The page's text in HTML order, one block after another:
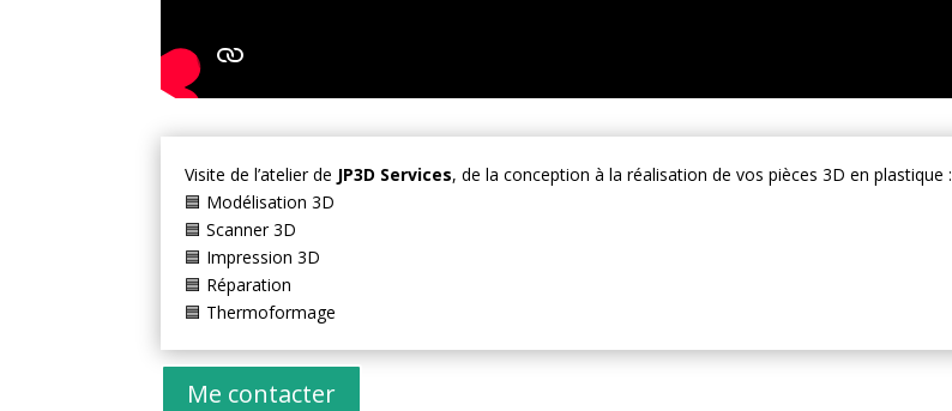
Visite de l’atelier de JP3D Services, de la conception à la réalisation de vos pièces 3D en plastique :
🟦 Modélisation 3D
🟦 Scanner 3D
🟦 Impression 3D
🟦 Réparation
🟦 Thermoformage
Me contacter